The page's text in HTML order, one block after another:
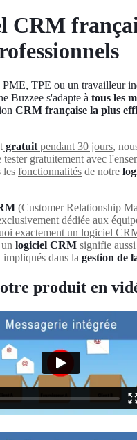
CRM
PME, TPE ou un travailleur
Buzzee s'adapte à tous les
CRM française la plus
gratuit pendant 30 jours,
gratuitement avec
les fonctionnalités de notre
(Customer Relationship
dédiée aux
exactement un logiciel
logiciel CRM signifie
dans la gestion de
produit en